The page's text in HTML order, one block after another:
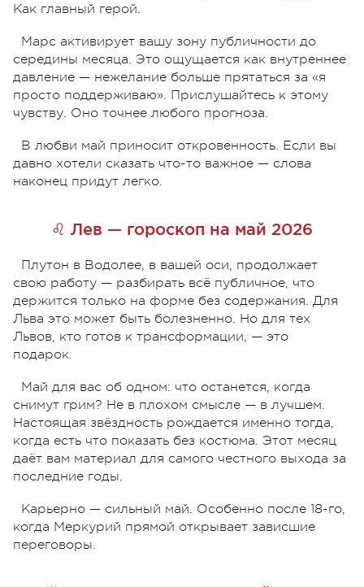
Как главный герой.
Марс активирует вашу зону публичности до
середины месяца. Это ощущается как внутреннее
давление — нежелание больше прятаться за «я
просто поддерживаю». Прислушайтесь к этому
чувству. Оно точнее любого прогноза.
В любви май приносит откровенность. Если вы
давно хотели сказать что-то важное — слова
наконец придут легко.
♌ Лев — гороскоп на май 2026
Плутон в Водолее, в вашей оси, продолжает
свою работу — разбирать всё публичное, что
держится только на форме без содержания. Для
Льва это может быть болезненно. Но для тех
Львов, кто готов к трансформации, — это
подарок.
Май для вас об одном: что останется, когда
снимут грим? Не в плохом смысле — в лучшем.
Настоящая звёздность рождается именно тогда,
когда есть что показать без костюма. Этот месяц
даёт вам материал для самого честного выхода за
последние годы.
Карьерно — сильный май. Особенно после 18-го,
когда Меркурий прямой открывает зависшие
переговоры.